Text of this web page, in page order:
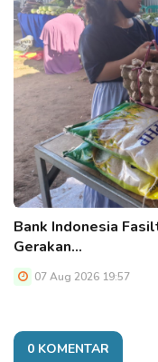
Bank Indonesia
Gerakan…
07 Aug 2026 19:57
0 KOMENTAR